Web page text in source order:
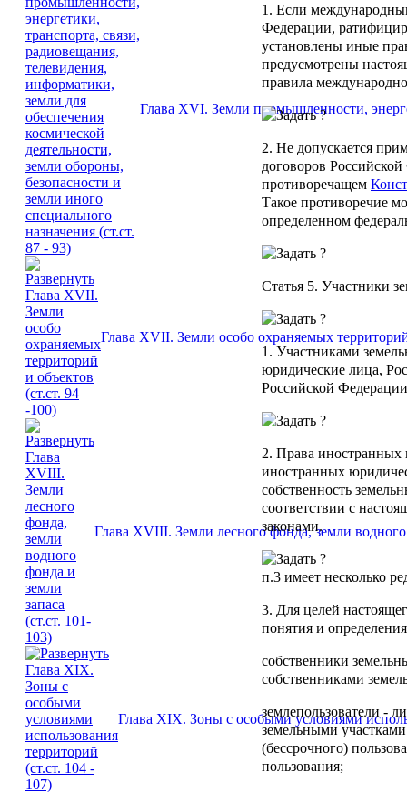
Глава XVI. Земли промышленности,
Глава XVII. Земли особо охраняемых
Глава XVIII. Земли лесного фонда, земли
Глава XIX. Зоны с особыми условиями
1. Если
Федерации,
установлены иные
предусмотрены
правила
2. Не допускается
договоров
противоречащем
Такое противоречие
определенном
Статья 5. Участники
1. Участниками
юридические лица,
Российской
2. Права иностранных
иностранных
собственность
соответствии с
законами.
п.3 имеет несколько
3. Для целей
понятия и
собственники
собственниками
землепользователи -
земельными
(бессрочного)
пользования;